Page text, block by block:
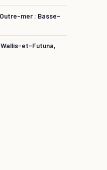
mer : Basse-
et-Futuna,